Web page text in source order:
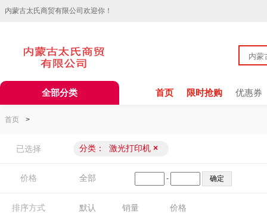
内蒙古太氏商贸有限公司欢迎你！
全部分类 首页 限时抢购 优惠券
首页 >
已选择 分类： 激光打印机 ×
价格 全部 -
排序方式 默认 销量 价格